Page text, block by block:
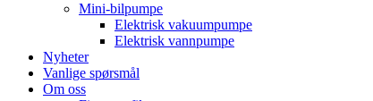
Mini-bilpumpe
Elektrisk vakuumpumpe
Elektrisk vannpumpe
Nyheter
Vanlige spørsmål
Om oss